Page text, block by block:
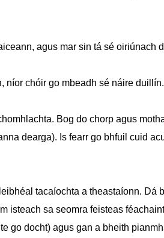
agus mar sin tá sé oiriúnach
níor chóir go mbeadh sé náire duillín.
Bog do chorp agus
dearga). Is fearr go bhfuil cuid
tacaíochta a theastaíonn. Dá
isteach sa seomra feisteas
go docht) agus gan a bheith